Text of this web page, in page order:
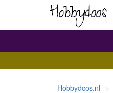
Hobbydoos.nl